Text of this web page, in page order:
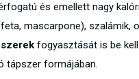
és emellett nagy
mascarpone),
fogyasztását is be
tápszer formájában.